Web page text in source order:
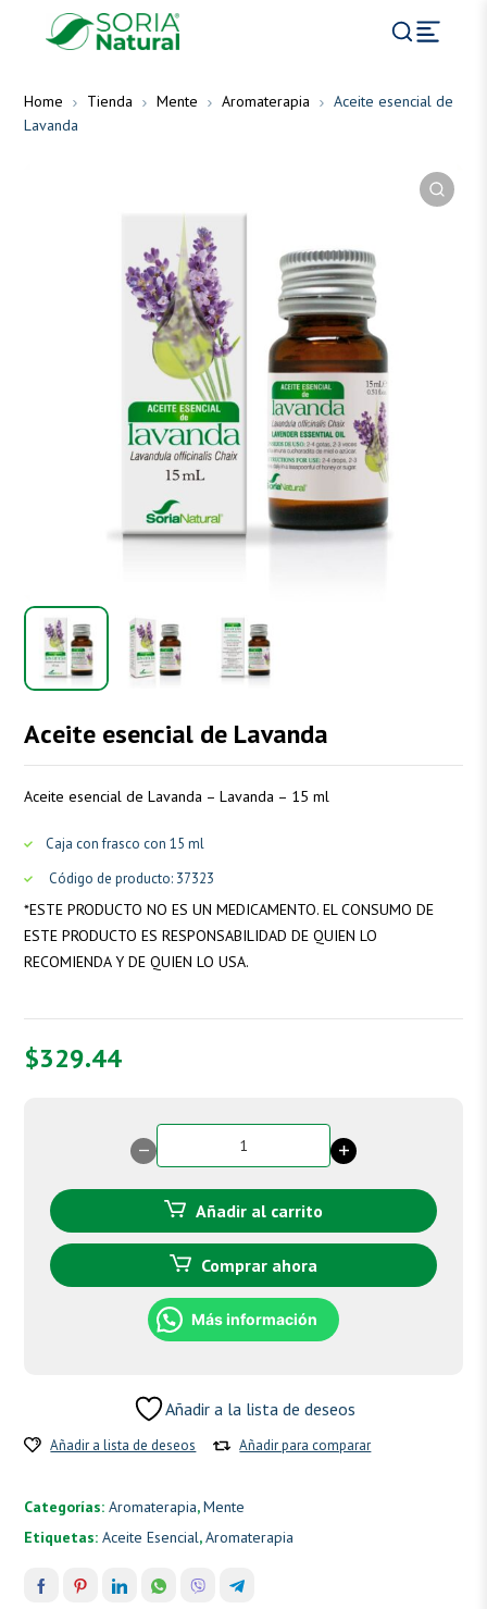
Home Tienda Mente Aromaterapia
Aceite esencial de
Lavanda
Aceite esencial de Lavanda
Aceite esencial de Lavanda – Lavanda – 15 ml
Caja con frasco con 15 ml
Código de producto: 37323
*ESTE PRODUCTO NO ES UN MEDICAMENTO. EL CONSUMO DE
ESTE PRODUCTO ES RESPONSABILIDAD DE QUIEN LO
RECOMIENDA Y DE QUIEN LO USA.
$329.44
Aceite
esencial
Lavanda
cantidad
Añadir al carrito
Comprar ahora
Más información
Añadir a la lista de deseos
Añadir a lista de deseos Añadir para comparar
Categorías:Aromaterapia,Mente
Etiquetas:Aceite Esencial,Aromaterapia